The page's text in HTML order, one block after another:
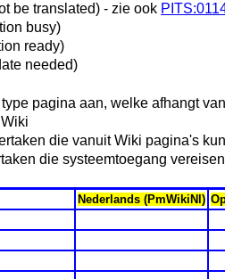
be translated) - zie ook
busy)
ready)
needed)
pagina aan, welke afhangt
die vanuit Wiki pagina's
die systeemtoegang
Nederlands (PmWikiNl)